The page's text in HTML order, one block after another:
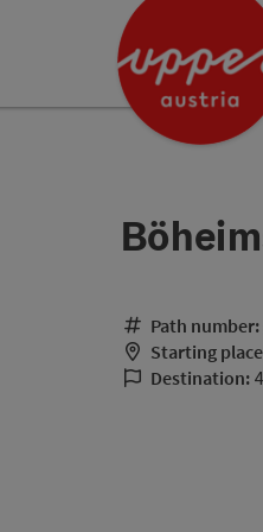
Accesskey
Accesskey
Path number:
Starting
Destination: